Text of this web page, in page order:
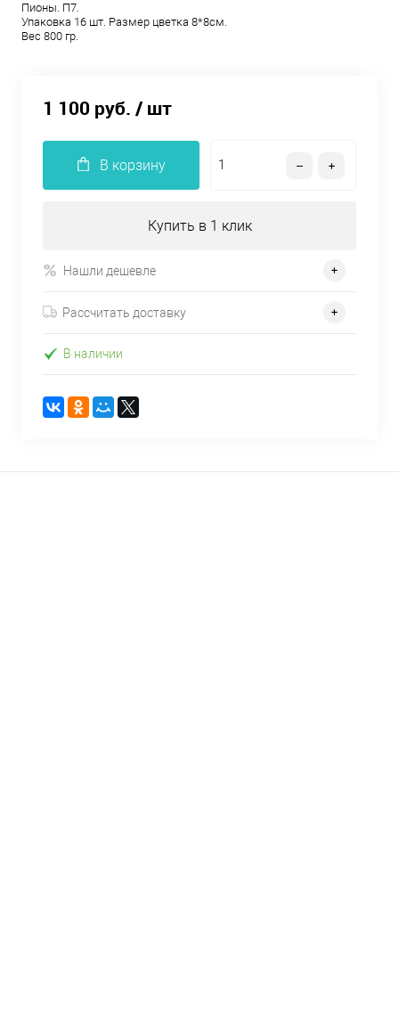
Пионы. П7.
Упаковка 16 шт. Размер цветка 8*8см.
Вес 800 гр.
1 100 руб. / шт
В корзину
Купить в 1 клик
Нашли дешевле
Рассчитать доставку
В наличии